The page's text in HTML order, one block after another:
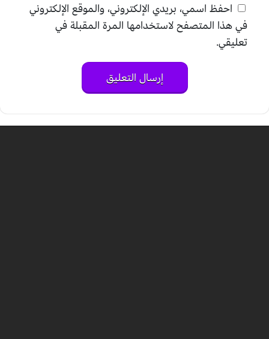
احفظ اسمي، بريدي الإلكتروني، والموقع الإلكتروني
في هذا المتصفح لاستخدامها المرة المقبلة في
تعليقي.